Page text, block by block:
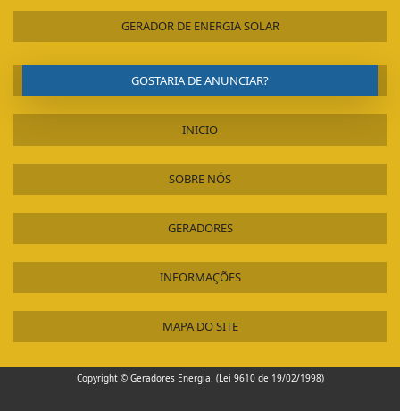
GERADOR DE ENERGIA SOLAR
GOSTARIA DE ANUNCIAR?
INICIO
SOBRE NÓS
GERADORES
INFORMAÇÕES
MAPA DO SITE
Copyright © Geradores Energia. (Lei 9610 de 19/02/1998)